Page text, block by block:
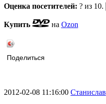
Оценка посетителей: ? из 10.
Купить на Ozon
Поделиться
2012-02-08 11:16:00 Станислав